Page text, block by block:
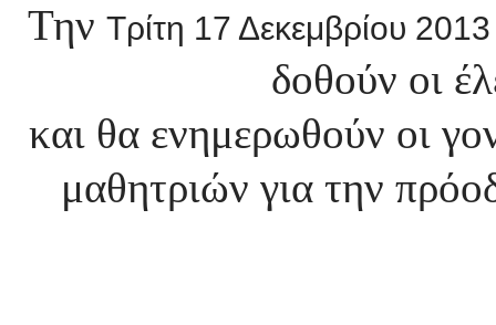
Την Τρίτη 17 Δεκεμβρίου
δοθούν οι
και θα ενημερωθούν οι
μαθητριών για την